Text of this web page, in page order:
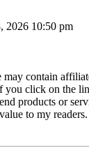
2026 10:50 pm
may contain
you click on the
products or
to my